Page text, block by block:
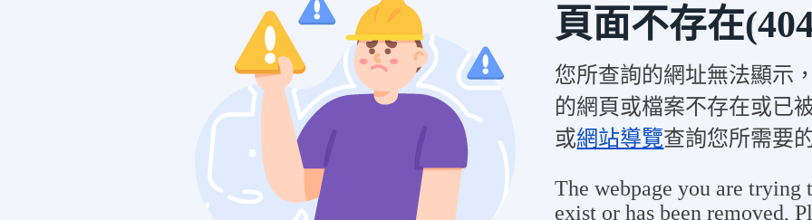
頁面不存在
您所查詢的網址無法顯示
的網頁或檔案不存在或已
或網站導覽查詢您所需要
The webpage you are trying
exist or has been removed,